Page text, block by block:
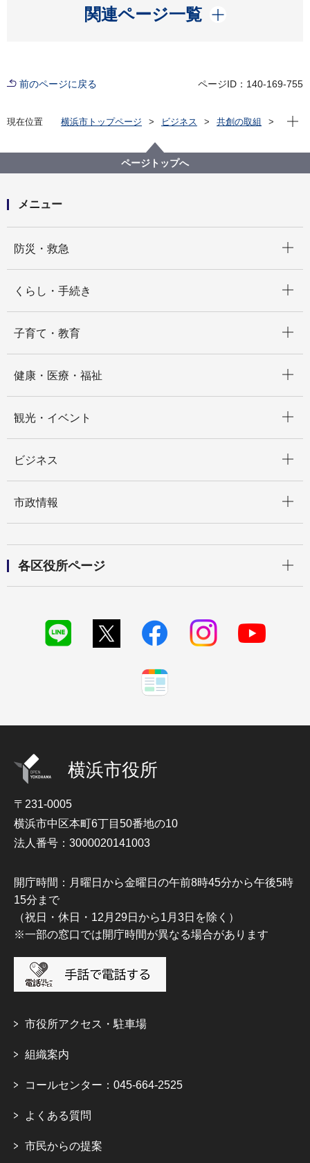
関連ページ一覧
開く
前のページに戻る ページID：140-169-755
現在位置 横浜市トップページ ビジネス
共創の取組
にぎわいスポーツ文化局
文化施設の指定管理者業務評価について
令和3年度文化施設指定管理者業務評価の結果
現在
ページトップへ
メニュー
防災・救急
くらし・手続き
子育て・教育
健康・医療・福祉
観光・イベント
ビジネス
市政情報
各区役所ページ
横浜市役所
〒231-0005
横浜市中区本町6丁目50番地の10
法人番号：3000020141003
開庁時間：月曜日から金曜日の午前8時45分から午後5時
15分まで
（祝日・休日・12月29日から1月3日を除く）
※一部の窓口では開庁時間が異なる場合があります
市役所アクセス・駐車場
組織案内
コールセンター：045-664-2525
よくある質問
市民からの提案